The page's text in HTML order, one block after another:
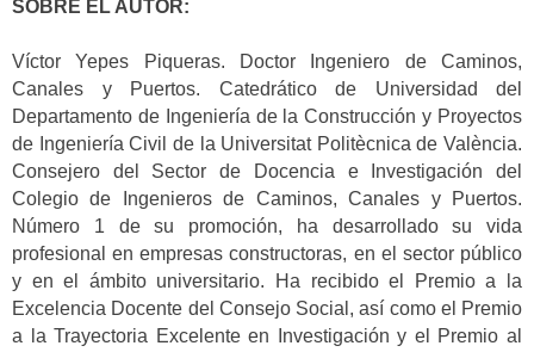
SOBRE EL AUTOR:
Víctor Yepes Piqueras. Doctor Ingeniero de Caminos,
Canales y Puertos. Catedrático de Universidad del
Departamento de Ingeniería de la Construcción y Proyectos
de Ingeniería Civil de la Universitat Politècnica de València.
Consejero del Sector de Docencia e Investigación del
Colegio de Ingenieros de Caminos, Canales y Puertos.
Número 1 de su promoción, ha desarrollado su vida
profesional en empresas constructoras, en el sector público
y en el ámbito universitario. Ha recibido el Premio a la
Excelencia Docente del Consejo Social, así como el Premio
a la Trayectoria Excelente en Investigación y el Premio al